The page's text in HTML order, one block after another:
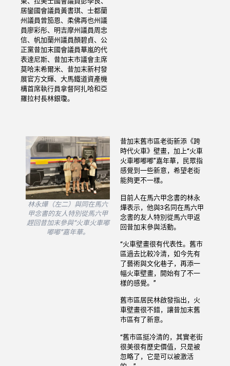
居鑾國會議員黃書琪、士都蘭
州議員曾笳恩、柔佛再也州議
員廖彩彤、明吉摩州議員周忠
信、帆加蘭州議員顏碧貞、公
正黨昔加末國會議員華嵐的代
表達尼斯、昔加末市議會主席
莫哈末希爾米、昔加末新村發
展官方文輝、大馬鐵道資產機
構首席執行員拿督阿扎哈和亞
羅拉村長林銀瓊。
林永燁（左二）與同在馬六
甲念書的友人特別從馬六甲
趕回昔加末參與“火車火車嘟
嘟嘟”嘉年華。
昔加末舊市區老街新添《跨
時代火車》壁畫，加上“火車
火車嘟嘟嘟”嘉年華，民眾指
感覺到一些新意，希望老街
能夠更不一樣。
目前人在馬六甲念書的林永
燁表示，他與3名同在馬六甲
念書的友人特別從馬六甲返
回昔加末參與活動。
“火車壁畫很有代表性。舊市
區過去比較冷清，如今先有
了藝術與文化巷子，再添一
幅火車壁畫，開始有了不一
樣的感覺。”
舊市區居民林啟發指出，火
車壁畫很不錯，讓昔加末舊
市區有了新意。
“舊市區挺冷清的，其實老街
很美很有歷史價值，只是被
忽略了，它是可以被激活